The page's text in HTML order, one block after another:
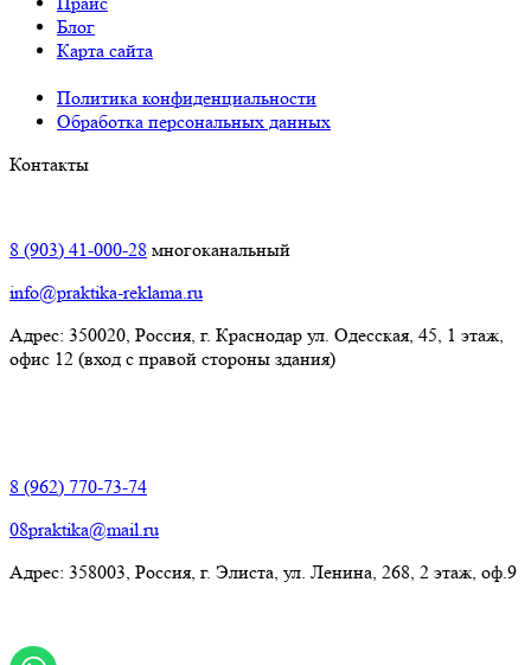
Блог
Карта сайта
Политика конфиденциальности
Обработка персональных данных
Контакты
8 (903) 41-000-28 многоканальный
info@praktika-reklama.ru
Адрес: 350020, Россия, г. Краснодар ул. Одесская, 45, 1 этаж,
офис 12 (вход с правой стороны здания)
8 (962) 770-73-74
08praktika@mail.ru
Адрес:​ 358003, Россия, г. Элиста, ул. Ленина, 268, 2 этаж, оф.9